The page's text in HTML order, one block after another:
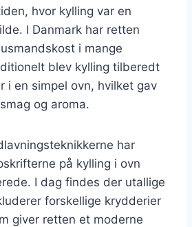
hvor kylling var en
I Danmark har retten
i mange
blev kylling tilberedt
i en simpel ovn, hvilket gav
og aroma.
har
på kylling i ovn
I dag findes der utallige
forskellige krydderier
giver retten et moderne